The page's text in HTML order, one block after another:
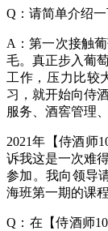
Q：请简单介绍一
A：第一次接触
毛。真正步入葡
工作，压力比较
习，就开始向侍
服务、酒窖管理
2021年【侍酒师
诉我这是一次难
参加。我向领导
海班第一期的课程
Q：在【侍酒师